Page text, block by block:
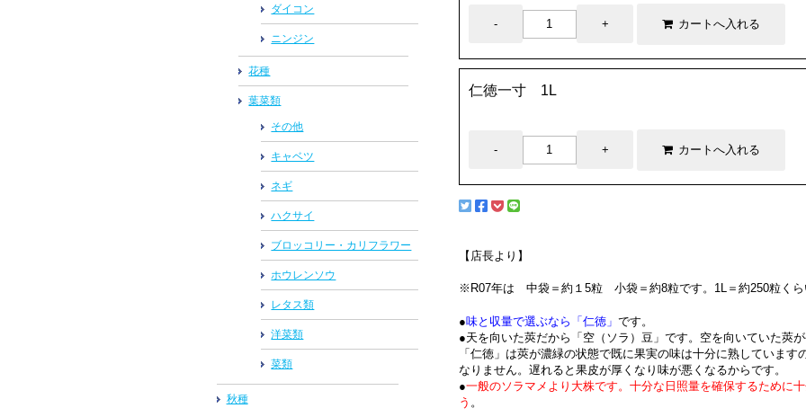
仁徳一寸 1L
【店長より】
※R07年は 中袋＝約１5粒 小袋＝約8粒です。1L＝約250粒くら
●味と収量で選ぶなら「仁徳」 です。
●天を向いた莢だから「空（ソラ）豆」です。空を向いていた莢
「仁徳」は莢が濃緑の状態で既に果実の味は十分に熟していま
なりません。遅れると果皮が厚くなり味が悪くなるからです。
●一般のソラマメより大株です。十分な日照量を確保するために
う 。
ダイコン
ニンジン
花種
葉菜類
その他
キャベツ
ネギ
ハクサイ
ブロッコリー・カリフラワー
ホウレンソウ
レタス類
洋菜類
菜類
秋種